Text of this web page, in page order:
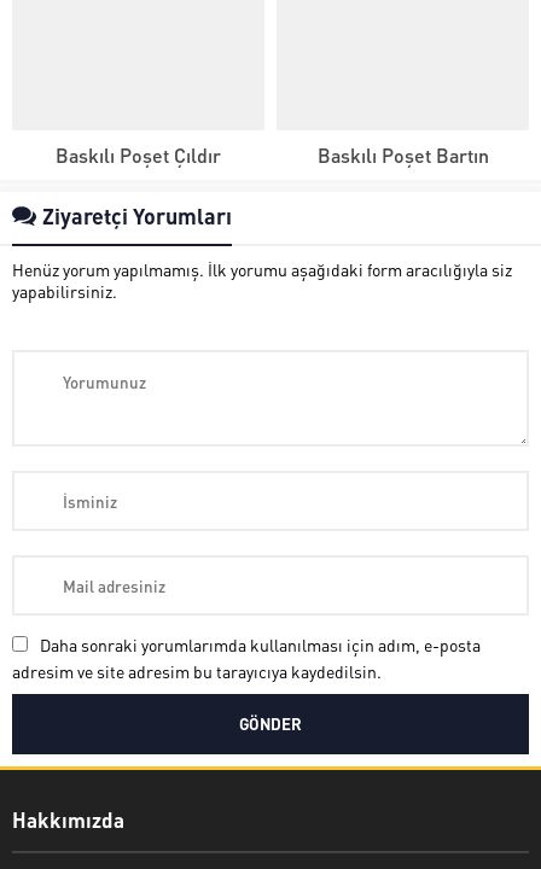
Baskılı Poşet Çıldır Baskılı Poşet Bartın
Ziyaretçi Yorumları
Henüz yorum yapılmamış. İlk yorumu aşağıdaki form aracılığıyla siz
yapabilirsiniz.
Daha sonraki yorumlarımda kullanılması için adım, e-posta
adresim ve site adresim bu tarayıcıya kaydedilsin.
Hakkımızda